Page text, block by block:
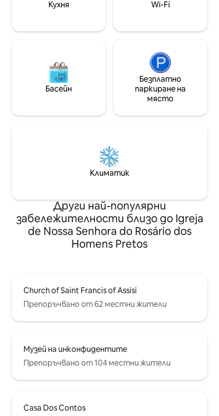
Кухня Wi-Fi
Басейн
Безплатно
паркиране на
място
Климатик
Други най-популярни
забележителности близо до Igreja
de Nossa Senhora do Rosário dos
Homens Pretos
Church of Saint Francis of Assisi
Препоръчвано от 62 местни жители
Музей на инконфидентите
Препоръчвано от 104 местни жители
Casa Dos Contos